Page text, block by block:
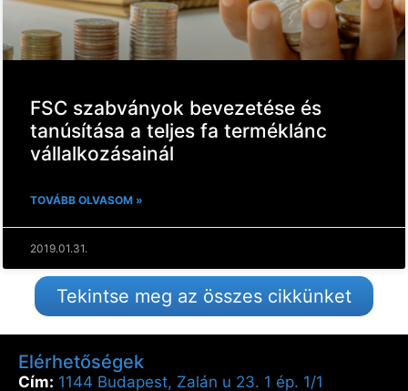
FSC szabványok bevezetése és
tanúsítása a teljes fa terméklánc
vállalkozásainál
TOVÁBB OLVASOM »
2019.01.31.
Tekintse meg az összes cikkünket
Elérhetőségek
Cím: 1144 Budapest, Zalán u 23. 1 ép. 1/1